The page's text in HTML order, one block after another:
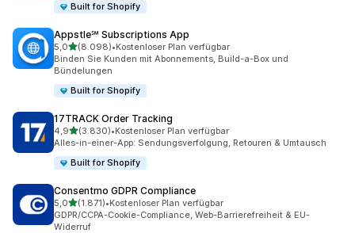
Built for Shopify
Appstle℠ Subscriptions App
5,0von 5 Sternen
(8.098)
8098 Rezensionen insgesamt
•Kostenloser Plan verfügbar
Binden Sie Kunden mit Abonnements, Build-a-Box und
Bündelungen
Built for Shopify
17TRACK Order Tracking
4,9von 5 Sternen
(3.830)
3830 Rezensionen insgesamt
•Kostenloser Plan verfügbar
Alles-in-einer-App: Sendungsverfolgung, Retouren & Umtausch
Built for Shopify
Consentmo GDPR Compliance
5,0von 5 Sternen
(1.871)
1871 Rezensionen insgesamt
•Kostenloser Plan verfügbar
GDPR/CCPA-Cookie-Compliance, Web-Barrierefreiheit & EU-
Widerruf